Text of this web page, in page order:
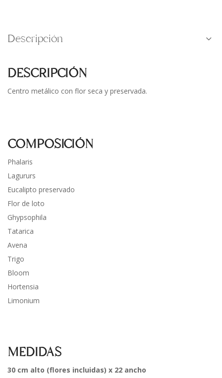
Descripción
DESCRIPCIÓN
Centro metálico con flor seca y preservada.
COMPOSICIÓN
Phalaris
Lagururs
Eucalipto preservado
Flor de loto
Ghypsophila
Tatarica
Avena
Trigo
Bloom
Hortensia
Limonium
MEDIDAS
30 cm alto (flores incluidas) x 22 ancho